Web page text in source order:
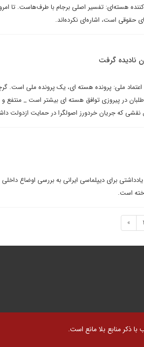
هسته‌ای: تفسیر اصلی برجام با طرف‌هاست. تا
حقوقی است، اشاره‌ای نکرده‌اند.
نادیده گرفت
ملی: پرونده هسته ای، یک پرونده ملی است.
در پیروزی توافق هسته ای بیشتر است _ منتفع
که جریان خردورز اصولگرا در حمایت ازدولت
برای دیپلماسی ایرانی به بررسی اوضاع داخلی
است.
»
ذکر منابع بلا مانع است.